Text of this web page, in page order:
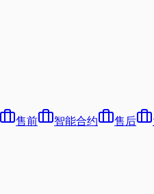
售前 智能合约 售后